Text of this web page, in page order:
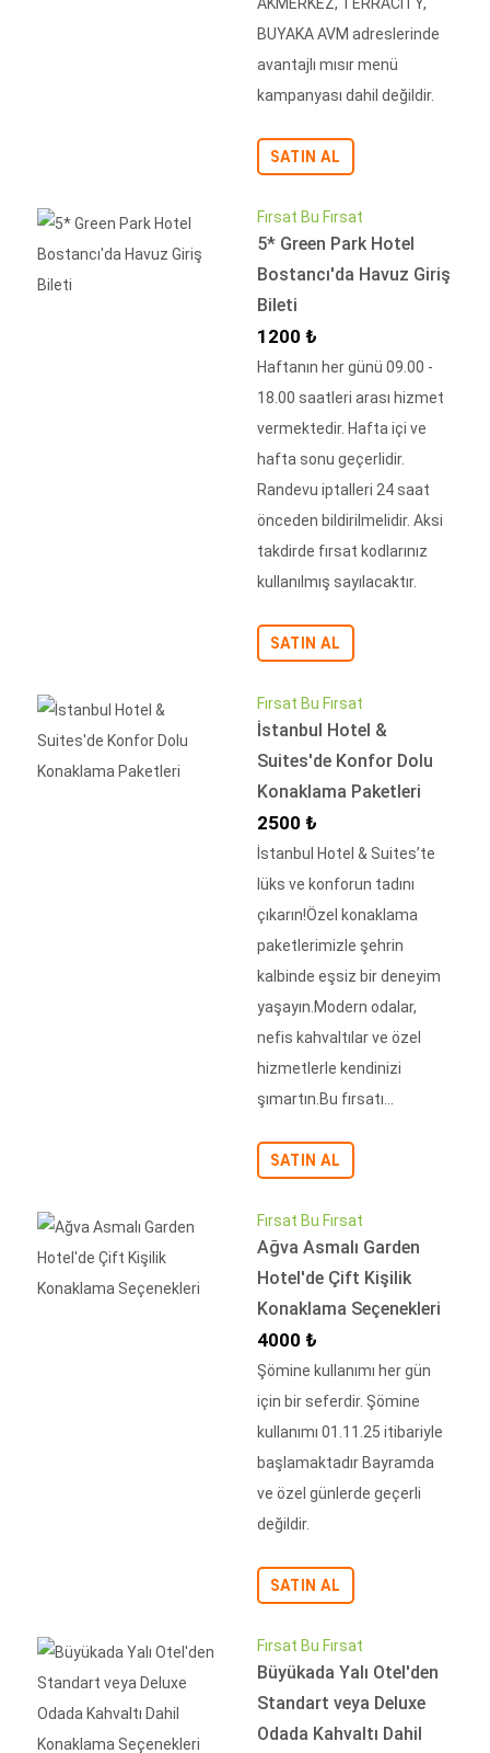
BUYAKA AVM adreslerinde
avantajlı mısır menü
kampanyası dahil değildir.
SATIN AL
Fırsat Bu Fırsat
5* Green Park Hotel
Bostancı'da Havuz Giriş
Bileti
İndirimli Fiyat
1200 ₺
Haftanın her günü 09.00 -
18.00 saatleri arası hizmet
vermektedir. Hafta içi ve
hafta sonu geçerlidir.
Randevu iptalleri 24 saat
önceden bildirilmelidir. Aksi
takdirde fırsat kodlarınız
kullanılmış sayılacaktır.
SATIN AL
Fırsat Bu Fırsat
İstanbul Hotel &
Suites'de Konfor Dolu
Konaklama Paketleri
İndirimli Fiyat
2500 ₺
İstanbul Hotel & Suites’te
lüks ve konforun tadını
çıkarın!Özel konaklama
paketlerimizle şehrin
kalbinde eşsiz bir deneyim
yaşayın.Modern odalar,
nefis kahvaltılar ve özel
hizmetlerle kendinizi
şımartın.Bu fırsatı...
SATIN AL
Fırsat Bu Fırsat
Ağva Asmalı Garden
Hotel'de Çift Kişilik
Konaklama Seçenekleri
İndirimli Fiyat
4000 ₺
Şömine kullanımı her gün
için bir seferdir. Şömine
kullanımı 01.11.25 itibariyle
başlamaktadır Bayramda
ve özel günlerde geçerli
değildir.
SATIN AL
Fırsat Bu Fırsat
Büyükada Yalı Otel'den
Standart veya Deluxe
Odada Kahvaltı Dahil